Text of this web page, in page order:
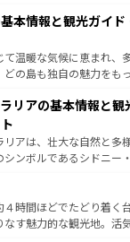
情報はコンテンツ一覧を
大都市は、観光、ショッ
詰まった刺激的なスポッ
自然が広がり、グランド
立公園といった絶景が堪
。旅行者はアメリカの各
、その多様性と豊かな歴
でのロードトリップや
旅のスタイルだ。 なお、新着のアメリカ
テンツ一覧 を参照してほ
本情報と観光ガイド
て温暖な気候に恵まれ、
どの島も独自の魅力をも
逃せない。また、定番の
な自然を求めるならマ
エメラルドグリーンに輝
が息づいている。「アロ
しいローカルフードやハ
なフラダンスなど、すべ
訪れるたびに新しい発見
リアの基本情報と
リアは、壮大な自然と多
シンボルであるシドニー
や大陸中央部にそびえる
マニアの美しい原生林や
ろがたくさん。また、カ
４時間ほどでたどり着く
なす魅力的な観光地。活